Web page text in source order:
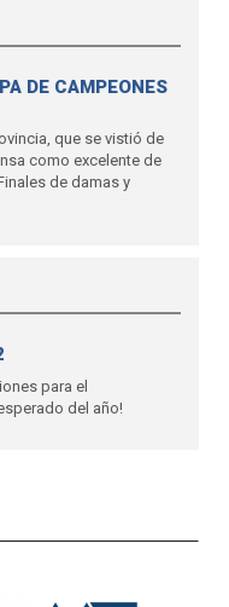
DE CAMPEONES
que se vistió de
como excelente de
de damas y
para el
del año!